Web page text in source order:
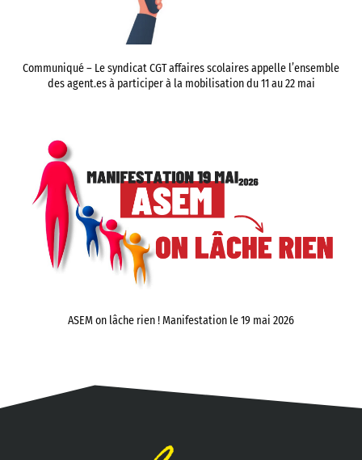
Communiqué – Le syndicat CGT affaires scolaires appelle l’ensemble
des agent.es à participer à la mobilisation du 11 au 22 mai
ASEM on lâche rien ! Manifestation le 19 mai 2026